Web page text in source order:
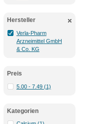
Hersteller
Verla-Pharm
Arzneimittel GmbH
& Co. KG
Preis
5.00 - 7.49 (1)
Kategorien